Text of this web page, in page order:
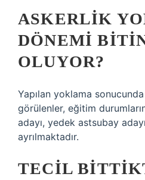
ASKERLIK
DÖNEMI
OLUYOR?
Yapılan yoklama
görülenler, eğitim
adayı, yedek astsubay
ayrılmaktadır.
TECIL